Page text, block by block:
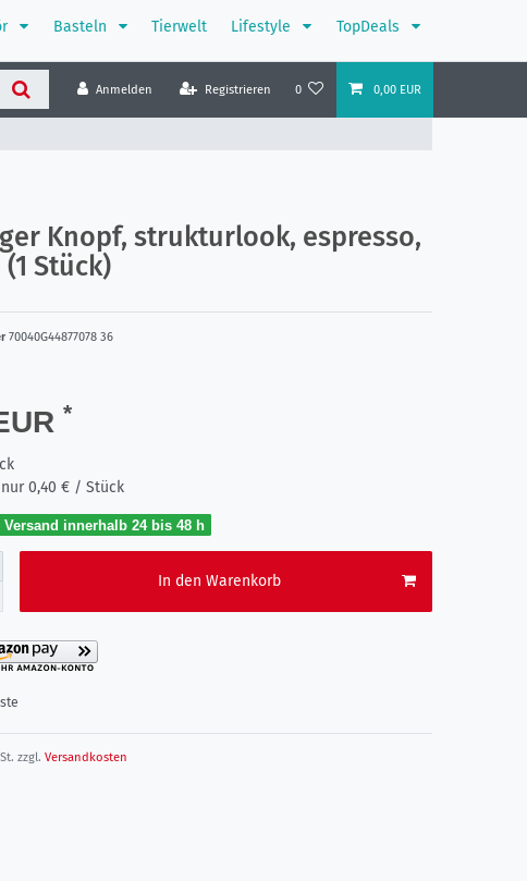
Basteln Tierwelt Lifestyle TopDeals
Anmelden Registrieren 0 0,00 EUR
Knopf, strukturlook, espresso,
Stück)
70040G44877078 36
*
0,40 € / Stück
Versand innerhalb 24 bis 48 h
In den Warenkorb
zzgl. Versandkosten